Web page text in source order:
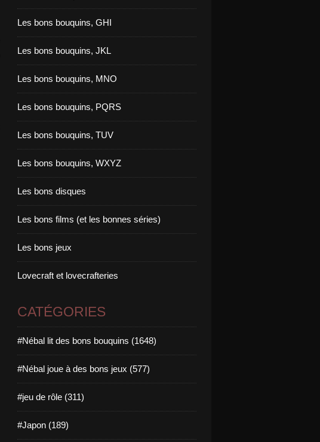
Les bons bouquins, GHI
Les bons bouquins, JKL
Les bons bouquins, MNO
Les bons bouquins, PQRS
Les bons bouquins, TUV
Les bons bouquins, WXYZ
Les bons disques
Les bons films (et les bonnes séries)
Les bons jeux
Lovecraft et lovecrafteries
CATÉGORIES
#Nébal lit des bons bouquins (1648)
#Nébal joue à des bons jeux (577)
#jeu de rôle (311)
#Japon (189)